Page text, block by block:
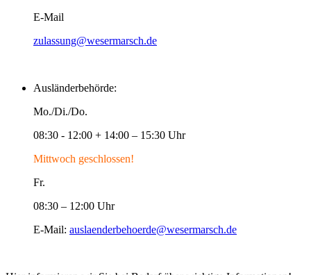
E-Mail
zulassung@wesermarsch.de
Ausländerbehörde:
Mo./Di./Do.
08:30 - 12:00 + 14:00 – 15:30 Uhr
Mittwoch geschlossen!
Fr.
08:30 – 12:00 Uhr
E-Mail: auslaenderbehoerde@wesermarsch.de